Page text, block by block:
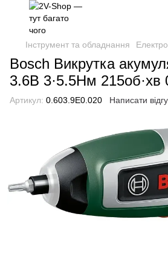
Інструмент та обладнання
Bosch Викрутка
3.6В 3·5.5Нм 215об·хв
Артикул: 0.603.9E0.020 Написати